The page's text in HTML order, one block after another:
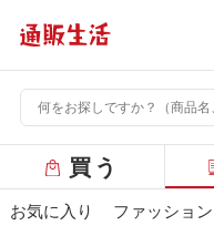
ー
バ
買う
お気に入り ファッション